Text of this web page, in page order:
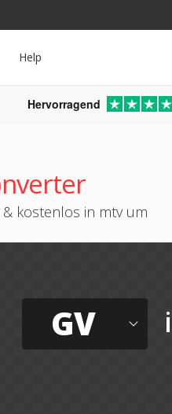
Help
Hervorragend
kostenlos in mtv um
GV